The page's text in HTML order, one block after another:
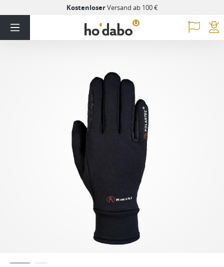
KostenloserVersand ab 100 €